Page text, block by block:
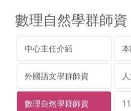
數理自然學群師資
中心主任介紹
外國語文學群師資
數理自然學群師資